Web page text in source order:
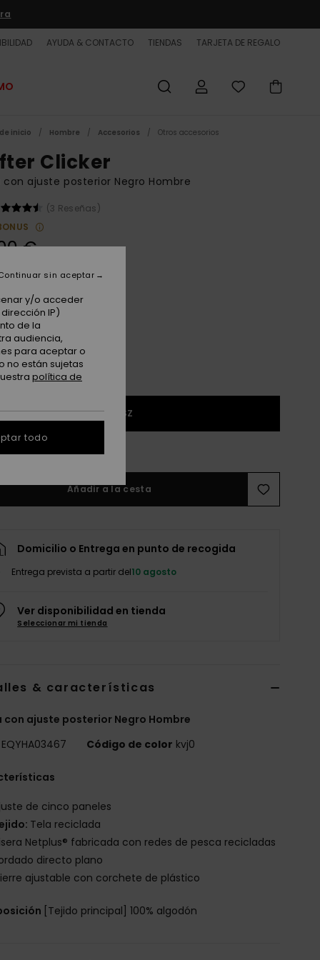
AYUDA & CONTACTO TIENDAS TARJETA DE REGALO
inicio Hombre Accesorios Otros accesorios
Clicker
con ajuste posterior Negro Hombre
(3 Reseñas)
€
1SZ
Añadir a la cesta
Domicilio o Entrega en punto de recogida
Entrega prevista a partir del10 agosto
Ver disponibilidad en tienda
Seleccionar mi tienda
& características
con ajuste posterior Negro Hombre
EQYHA03467 Código de color kvj0
de cinco paneles
Tela reciclada
Netplus® fabricada con redes de pesca recicladas
directo plano
ajustable con corchete de plástico
[Tejido principal] 100% algodón
y/o acceder
IP)
de la
audiencia,
para aceptar o
no están sujetas
política de
sin aceptar
todo